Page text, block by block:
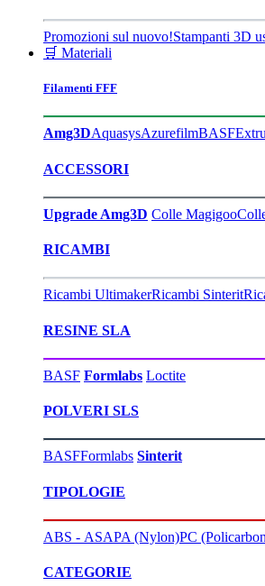
Promozioni sul nuovo!Stampanti 3D
🛒 Materiali
Filamenti FFF
Amg3DAquasysAzurefilmBASF
ACCESSORI
Upgrade Amg3D Colle Magigoo
RICAMBI
Ricambi UltimakerRicambi Sinterit
RESINE SLA
BASF Formlabs Loctite
POLVERI SLS
BASFFormlabs Sinterit
TIPOLOGIE
ABS - ASAPA (Nylon)PC
CATEGORIE